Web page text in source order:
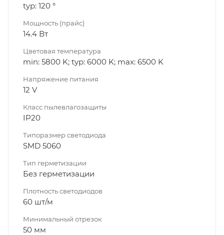
typ: 120 °
Мощность (прайс)
14.4 Вт
Цветовая температура
min: 5800 K; typ: 6000 K; max: 6500 K
Напряжение питания
12 V
Класс пылевлагозащиты
IP20
Типоразмер светодиода
SMD 5060
Тип герметизации
Без герметизации
Плотность светодиодов
60 шт/м
Минимальный отрезок
50 мм